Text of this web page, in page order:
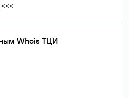
Whois ТЦИ